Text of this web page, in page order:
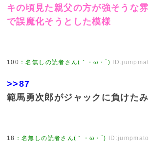
キの頃見た親父の方が強そうな雰
で誤魔化そうとした模様
100 ：名無しの読者さん(｀・ω・´)
>>87
範馬勇次郎がジャックに負けた
18 ：名無しの読者さん(｀・ω・´)